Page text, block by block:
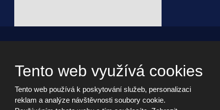
Informační memorandum
Cookies
Tento web využívá cookies
Tento web používá k poskytování služeb, personalizaci
reklam a analýze návštěvnosti soubory cookie.